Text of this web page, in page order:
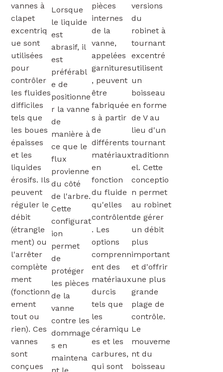
vannes à
clapet
excentriq
ue sont
utilisées
pour
contrôler
les fluides
difficiles
tels que
les boues
épaisses
et les
liquides
érosifs. Ils
peuvent
réguler le
débit
(étrangle
ment) ou
l'arrêter
complète
ment
(fonctionn
ement
tout ou
rien). Ces
vannes
sont
conçues
Lorsque
le liquide
est
abrasif, il
est
préférabl
e de
positionne
r la vanne
de
manière à
ce que le
flux
provienne
du côté
de l'arbre.
Cette
configurat
ion
permet
de
protéger
les pièces
de la
vanne
contre les
dommage
s en
maintena
nt le
pièces
internes
de la
vanne,
appelées
garnitures
, peuvent
être
fabriquée
s à partir
de
différents
matériaux
en
fonction
du fluide
qu'elles
contrôlent
. Les
options
comprenn
ent des
matériaux
durcis
tels que
les
céramiqu
es et les
carbures,
qui sont
versions
du
robinet à
tournant
excentré
utilisent
un
boisseau
en forme
de V au
lieu d'un
tournant
traditionn
el. Cette
conceptio
n permet
au robinet
de gérer
un débit
plus
important
et d'offrir
une plus
grande
plage de
contrôle.
Le
mouveme
nt du
boisseau